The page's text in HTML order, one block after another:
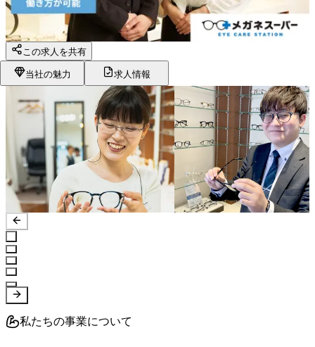
この求人を共有
当社の魅力 求人情報
私たちの事業について